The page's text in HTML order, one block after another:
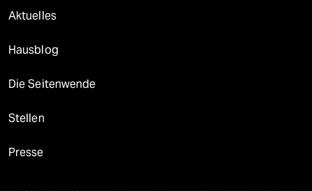
Aktuelles
Hausblog
Die Seitenwende
Stellen
Presse